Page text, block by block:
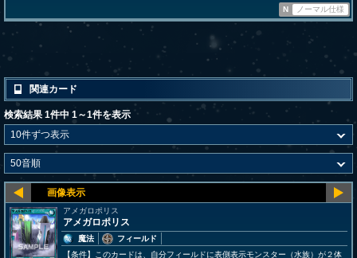
N ノーマル仕様
関連カード
検索結果 1件中 1～1件を表示
アメガロポリス
アメガロポリス
魔法
フィールド
【条件】このカードは、自分フィールドに表側表示モンスター（水族）が２体